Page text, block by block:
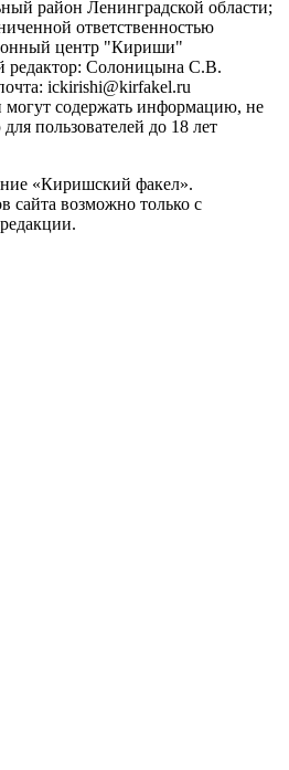
район Ленинградской области;
ответственностью
центр "Кириши"
редактор: Солоницына С.В.
ickirishi@kirfakel.ru
содержать информацию, не
пользователей до 18 лет
«Киришский факел».
сайта возможно только с